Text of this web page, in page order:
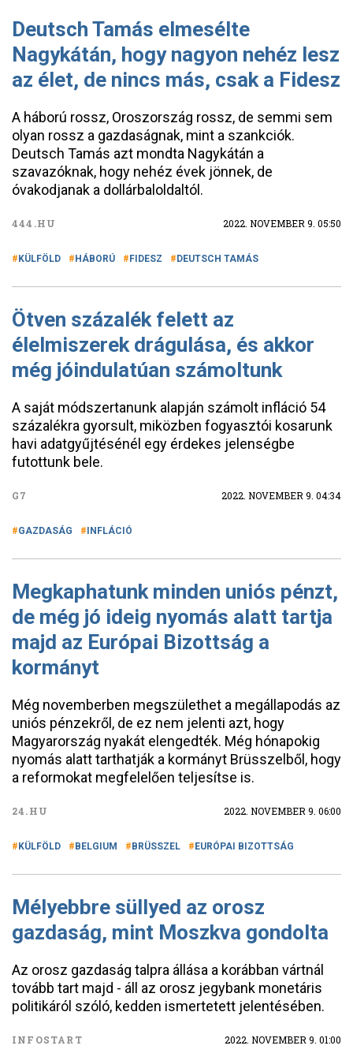
Deutsch Tamás elmesélte
Nagykátán, hogy nagyon nehéz lesz
az élet, de nincs más, csak a Fidesz
A háború rossz, Oroszország rossz, de semmi sem
olyan rossz a gazdaságnak, mint a szankciók.
Deutsch Tamás azt mondta Nagykátán a
szavazóknak, hogy nehéz évek jönnek, de
óvakodjanak a dollárbaloldaltól.
444.HU 2022. NOVEMBER 9. 05:50
KÜLFÖLD HÁBORÚ FIDESZ DEUTSCH TAMÁS
Ötven százalék felett az
élelmiszerek drágulása, és akkor
még jóindulatúan számoltunk
A saját módszertanunk alapján számolt infláció 54
százalékra gyorsult, miközben fogyasztói kosarunk
havi adatgyűjtésénél egy érdekes jelenségbe
futottunk bele.
G7 2022. NOVEMBER 9. 04:34
GAZDASÁG INFLÁCIÓ
Megkaphatunk minden uniós pénzt,
de még jó ideig nyomás alatt tartja
majd az Európai Bizottság a
kormányt
Még novemberben megszülethet a megállapodás az
uniós pénzekről, de ez nem jelenti azt, hogy
Magyarország nyakát elengedték. Még hónapokig
nyomás alatt tarthatják a kormányt Brüsszelből, hogy
a reformokat megfelelően teljesítse is.
24.HU 2022. NOVEMBER 9. 06:00
KÜLFÖLD BELGIUM BRÜSSZEL EURÓPAI BIZOTTSÁG
Mélyebbre süllyed az orosz
gazdaság, mint Moszkva gondolta
Az orosz gazdaság talpra állása a korábban vártnál
tovább tart majd - áll az orosz jegybank monetáris
politikáról szóló, kedden ismertetett jelentésében.
INFOSTART 2022. NOVEMBER 9. 01:00